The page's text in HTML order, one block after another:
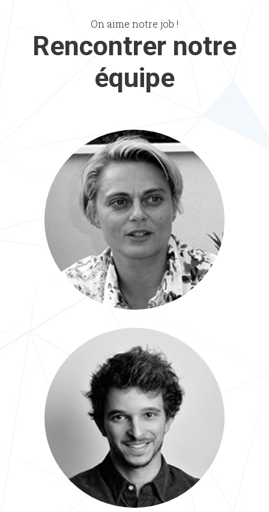
On aime notre job !
Rencontrer notre
équipe
Emmanuelle
Dirigeante Consultante
Maxime
Chef de projet Marketing Com